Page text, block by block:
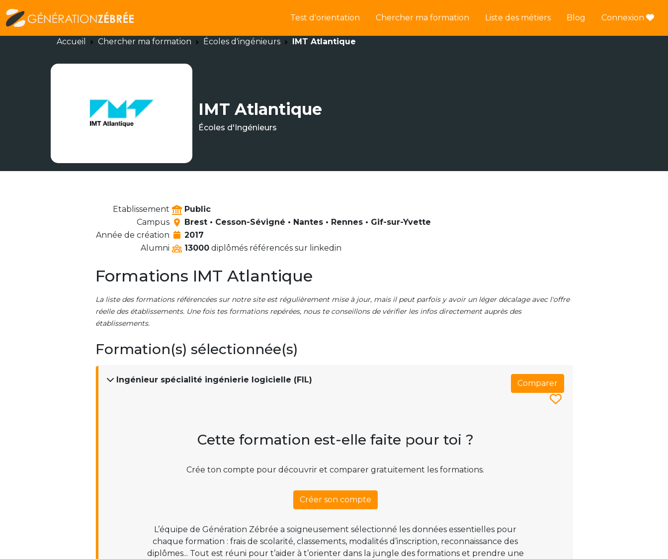
Test d'orientation Chercher ma formation Liste des métiers Blog Connexion
Accueil Chercher ma formation Écoles d'ingénieurs IMT Atlantique
IMT Atlantique
Écoles d'Ingénieurs
Etablissement
Public
Campus
Brest • Cesson-Sévigné • Nantes • Rennes • Gif-sur-Yvette
Année de création
2017
Alumni
13000 diplômés référencés sur linkedin
Formations IMT Atlantique
La liste des formations référencées sur notre site est régulièrement mise à jour, mais il peut parfois y avoir un léger décalage avec l'offre
réelle des établissements. Une fois tes formations repérées, nous te conseillons de vérifier les infos directement auprès des
établissements.
Formation(s) sélectionnée(s)
Ingénieur spécialité ingénierie logicielle (FIL) Comparer
Cette formation est-elle faite pour toi ?
Crée ton compte pour découvrir et comparer gratuitement les formations.
Créer son compte
L’équipe de Génération Zébrée a soigneusement sélectionné les données essentielles pour
chaque formation : frais de scolarité, classements, modalités d’inscription, reconnaissance des
diplômes... Tout est réuni pour t’aider à t’orienter dans la jungle des formations et prendre une